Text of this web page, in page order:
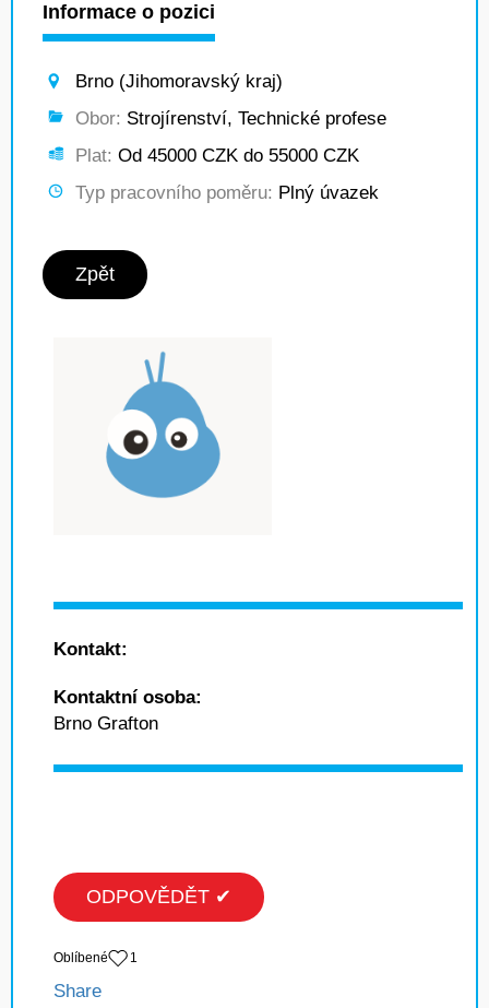
Informace o pozici
Brno (Jihomoravský kraj)
Obor: Strojírenství, Technické profese
Plat: Od 45000 CZK do 55000 CZK
Typ pracovního poměru: Plný úvazek
Zpět
Kontakt:
Kontaktní osoba:
Brno Grafton
ODPOVĚDĚT ✔
Oblíbené 1
Share